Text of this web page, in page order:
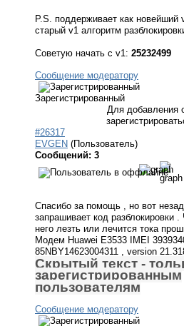
P.S. поддерживает как новейший
старый v1 алгоритм
Советую начать с v1: 25232499
Сообщение модератору
Зарегистрированный
Для
#26317
EVGEN (Пользователь)
Сообщений: 3
Спасибо за помощь , но вот
запрашивает код разблокировки
него лезть или лечится тока
Модем Huawei E3533 IMEI
85NBY14623004311 , version
Скрытый текст -
зарегистрированным
пользователям
Сообщение модератору